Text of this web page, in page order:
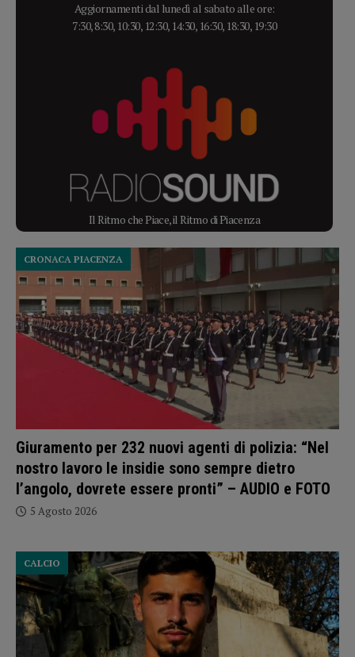
Aggiornamenti dal lunedì al sabato alle ore:
7:30, 8:30, 10:30, 12:30, 14:30, 16:30, 18:30, 19:30
Il Ritmo che Piace, il Ritmo di Piacenza
Giuramento per 232 nuovi agenti di polizia: “Nel
nostro lavoro le insidie sono sempre dietro
l’angolo, dovrete essere pronti” – AUDIO e FOTO
CRONACA PIACENZA
5 Agosto 2026
CALCIO